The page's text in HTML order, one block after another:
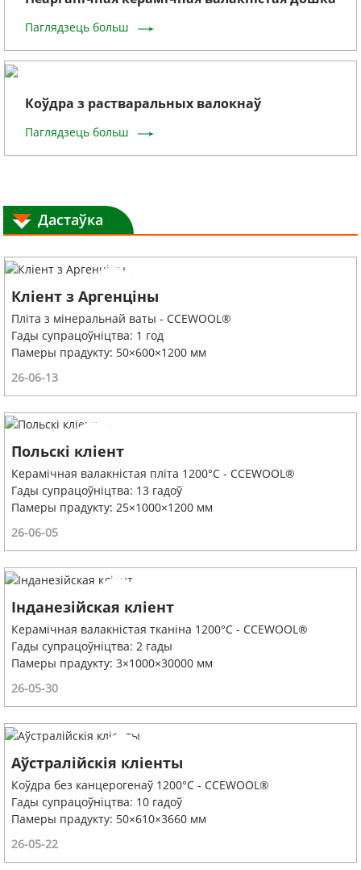
Паглядзець больш
Коўдра з растваральных валокнаў
Паглядзець больш
Дастаўка
Кліент з Аргенціны
Пліта з мінеральнай ваты - CCEWOOL®
Гады супрацоўніцтва: 1 год
Памеры прадукту: 50×600×1200 мм
26-06-13
Польскі кліент
Керамічная валакністая пліта 1200°C - CCEWOOL®
Гады супрацоўніцтва: 13 гадоў
Памеры прадукту: 25×1000×1200 мм
26-06-05
Інданезійская кліент
Керамічная валакністая тканіна 1200°C - CCEWOOL®
Гады супрацоўніцтва: 2 гады
Памеры прадукту: 3×1000×30000 мм
26-05-30
Аўстралійскія кліенты
Коўдра без канцерогенаў 1200°C - CCEWOOL®
Гады супрацоўніцтва: 10 гадоў
Памеры прадукту: 50×610×3660 мм
26-05-22